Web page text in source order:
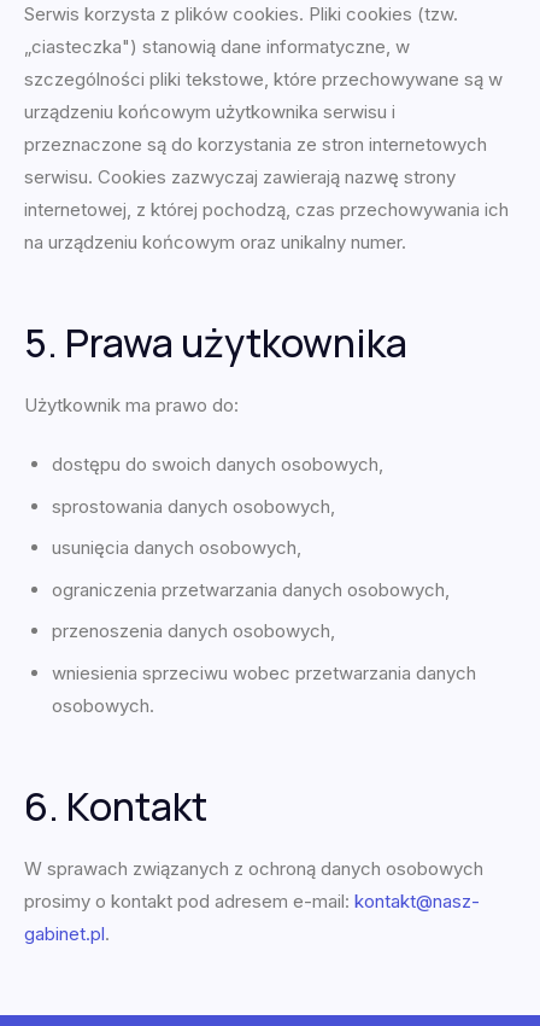
Serwis korzysta z plików cookies. Pliki cookies (tzw.
„ciasteczka") stanowią dane informatyczne, w
szczególności pliki tekstowe, które przechowywane są w
urządzeniu końcowym użytkownika serwisu i
przeznaczone są do korzystania ze stron internetowych
serwisu. Cookies zazwyczaj zawierają nazwę strony
internetowej, z której pochodzą, czas przechowywania ich
na urządzeniu końcowym oraz unikalny numer.
5. Prawa użytkownika
Użytkownik ma prawo do:
dostępu do swoich danych osobowych,
sprostowania danych osobowych,
usunięcia danych osobowych,
ograniczenia przetwarzania danych osobowych,
przenoszenia danych osobowych,
wniesienia sprzeciwu wobec przetwarzania danych
osobowych.
6. Kontakt
W sprawach związanych z ochroną danych osobowych
prosimy o kontakt pod adresem e-mail: kontakt@nasz-
gabinet.pl.